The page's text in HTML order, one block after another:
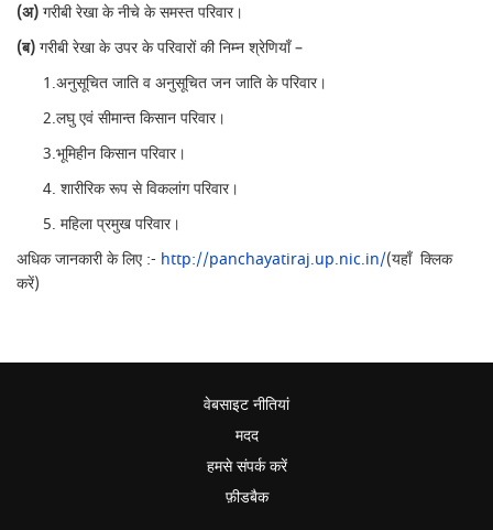
(अ)गरीबी रेखा के नीचे के समस्त परिवार।
(ब)गरीबी रेखा के उपर के परिवारों की निम्न श्रेणियाँ –
1.अनुसूचित जाति व अनुसूचित जन जाति के परिवार।
2.लघु एवं सीमान्त किसान परिवार।
3.भूमिहीन किसान परिवार।
4. शारीरिक रूप से विकलांग परिवार।
5. महिला प्रमुख परिवार।
अधिक जानकारी के लिए :- http://panchayatiraj.up.nic.in/(यहाँ क्लिक
करें)
वेबसाइट नीतियां
मदद
हमसे संपर्क करें
फ़ीडबैक